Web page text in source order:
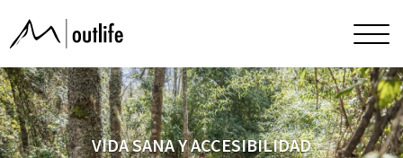
Actividades
en
los
Menu
VIDA SANA Y ACCESIBILIDAD